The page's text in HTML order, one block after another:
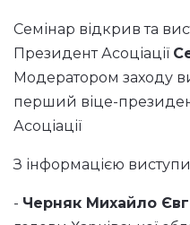
Семінар відкрив та
Президент Асоціації
Модератором заходу
перший віце-
Асоціації
З інформацією
- Черняк Михайло